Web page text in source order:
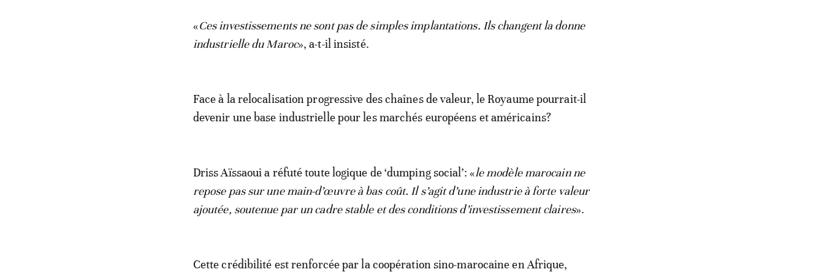
«Ces investissements ne sont pas de simples implantations. Ils changent la donne
industrielle du Maroc», a-t-il insisté.
Face à la relocalisation progressive des chaînes de valeur, le Royaume pourrait-il
devenir une base industrielle pour les marchés européens et américains?
Driss Aïssaoui a réfuté toute logique de ‘dumping social’: «le modèle marocain ne
repose pas sur une main-d’œuvre à bas coût. Il s’agit d’une industrie à forte valeur
ajoutée, soutenue par un cadre stable et des conditions d’investissement claires».
Cette crédibilité est renforcée par la coopération sino-marocaine en Afrique,